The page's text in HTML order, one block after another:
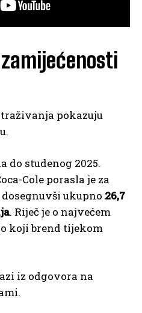
pokazuju
do studenog 2025.
Cole porasla je za
dosegnuvši ukupno 26,7
. Riječ je o najvećem
koji brend tijekom
iz odgovora na